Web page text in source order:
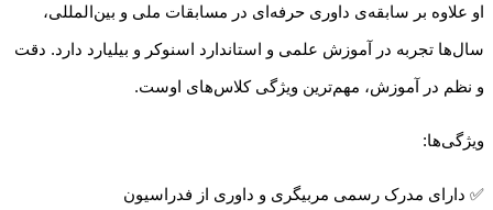
او علاوه بر سابقه‌ی داوری حرفه‌ای در مسابقات ملی و بین‌المللی،
سال‌ها تجربه در آموزش علمی و استاندارد اسنوکر و بیلیارد دارد. دقت
و نظم در آموزش، مهم‌ترین ویژگی کلاس‌های اوست.
ویژگی‌ها:
✅ دارای مدرک رسمی مربیگری و داوری از فدراسیون